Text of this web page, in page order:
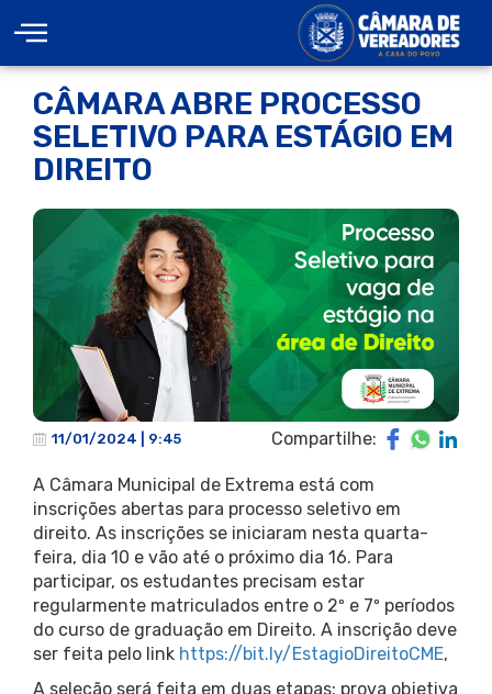
CÂMARA ABRE PROCESSO
SELETIVO PARA ESTÁGIO EM
DIREITO
11/01/2024 | 9:45 Compartilhe:
A Câmara Municipal de Extrema está com
inscrições abertas para processo seletivo em
direito. As inscrições se iniciaram nesta quarta-
feira, dia 10 e vão até o próximo dia 16. Para
participar, os estudantes precisam estar
regularmente matriculados entre o 2º e 7º períodos
do curso de graduação em Direito. A inscrição deve
ser feita pelo link https://bit.ly/EstagioDireitoCME,
A seleção será feita em duas etapas: prova objetiva